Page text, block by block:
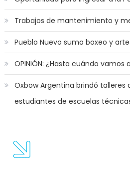
Trabajos de mantenimiento y
Pueblo Nuevo suma boxeo y
OPINIÓN: ¿Hasta cuándo
Oxbow Argentina brindó talleres
estudiantes de escuelas